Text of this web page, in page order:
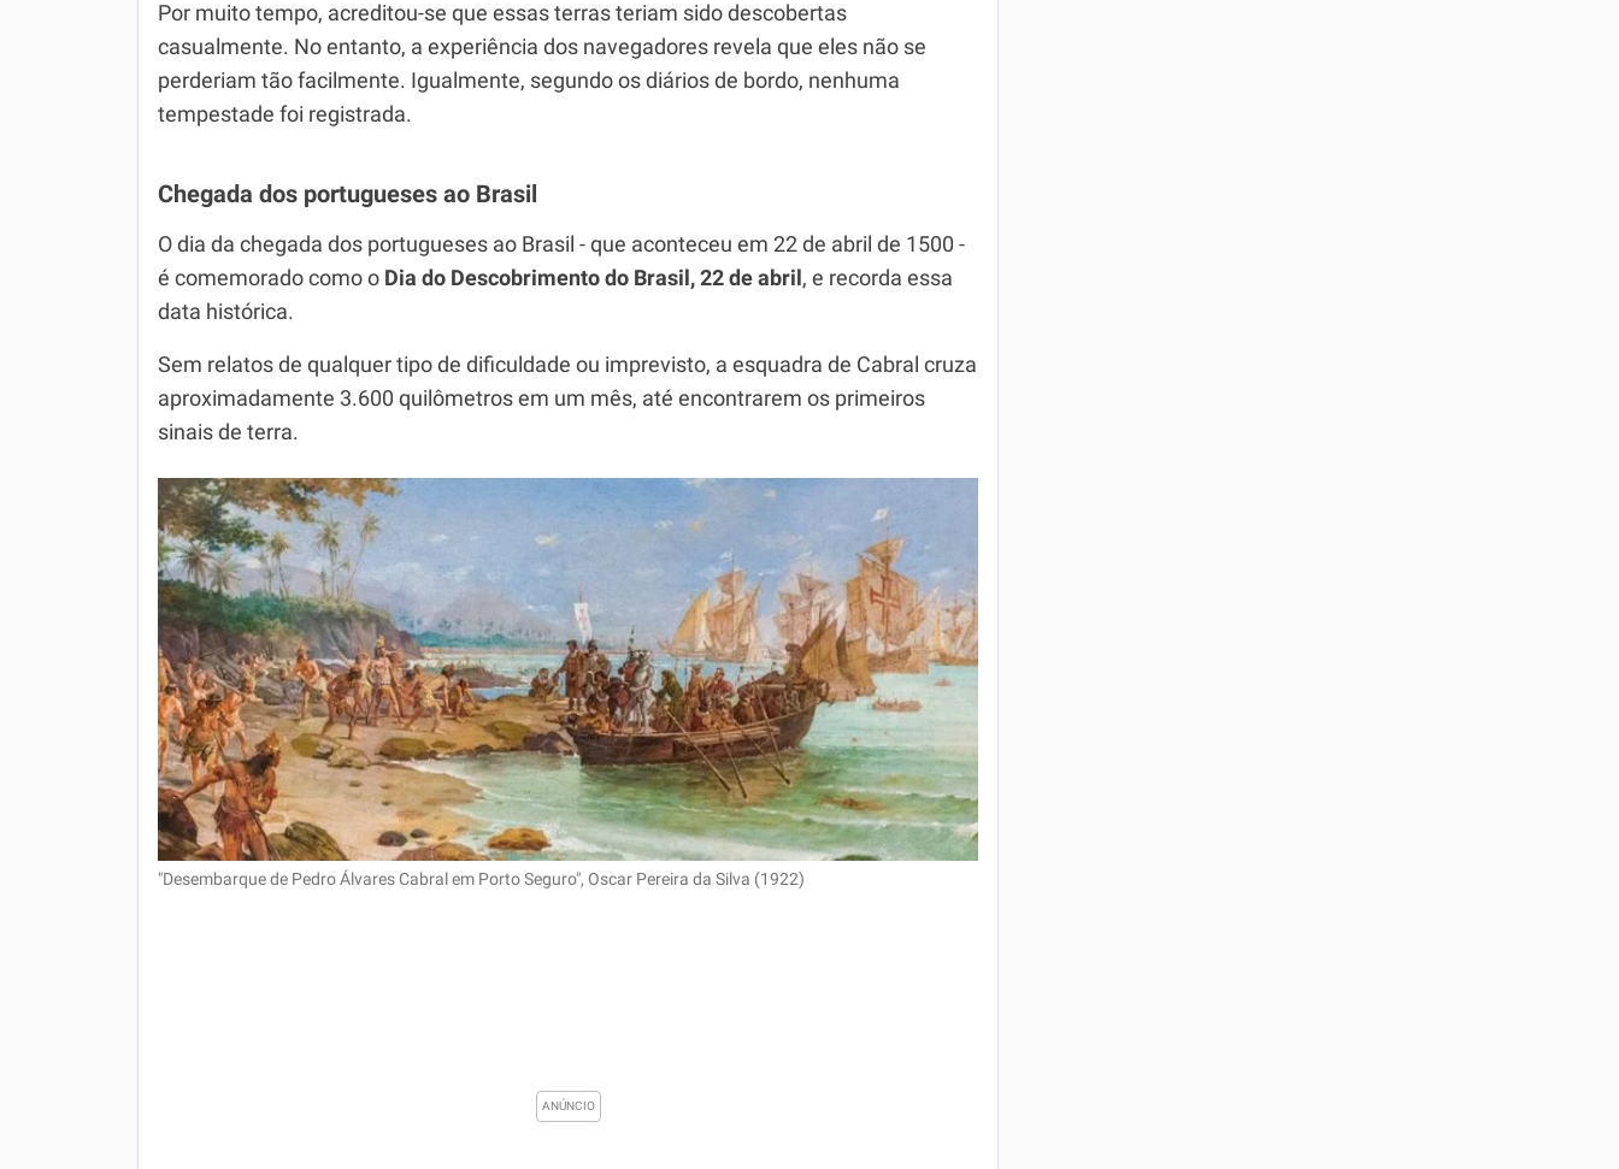
Por muito tempo, acreditou-se que essas terras teriam sido descobertas
casualmente. No entanto, a experiência dos navegadores revela que eles não se
perderiam tão facilmente. Igualmente, segundo os diários de bordo, nenhuma
tempestade foi registrada.
Chegada dos portugueses ao Brasil
O dia da chegada dos portugueses ao Brasil - que aconteceu em 22 de abril de 1500 -
é comemorado como o Dia do Descobrimento do Brasil, 22 de abril , e recorda essa
data histórica.
Sem relatos de qualquer tipo de dificuldade ou imprevisto, a esquadra de Cabral cruza
aproximadamente 3.600 quilômetros em um mês, até encontrarem os primeiros
sinais de terra.
"Desembarque de Pedro Álvares Cabral em Porto Seguro", Oscar Pereira da Silva (1922)